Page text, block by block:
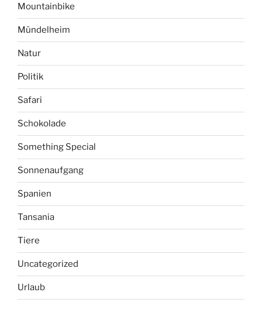
Mountainbike
Mündelheim
Natur
Politik
Safari
Schokolade
Something Special
Sonnenaufgang
Spanien
Tansania
Tiere
Uncategorized
Urlaub